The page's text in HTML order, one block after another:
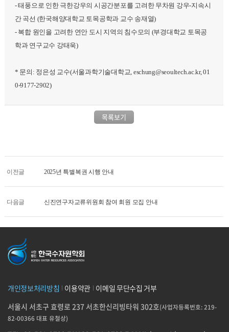
- 태풍으로 인한 극한강우의 시공간분포를 고려한 무차원 강우-지속시
간 곡선 (한국해양대학교 토목공학과 교수 송재열)
- 복합 원인을 고려한 연안 도시 지역의 침수모의 (부경대학교 토목공
학과 연구교수 강태욱)
* 문의: 정은성 교수(서울과학기술대학교, eschung@seoultech.ac.kr, 01
0-9177-2902)
목록보기
이전글 2025년 특별복권 시행 안내
다음글 신진연구자교류위원회 참여 회원 모집 안내
개인정보처리방침 이용약관 이메일 무단수집 거부
서울시 서초구 효령로 237 서초한신리빙타워 302호(사업자등록번호: 219-
82-00366 대표 유철상)